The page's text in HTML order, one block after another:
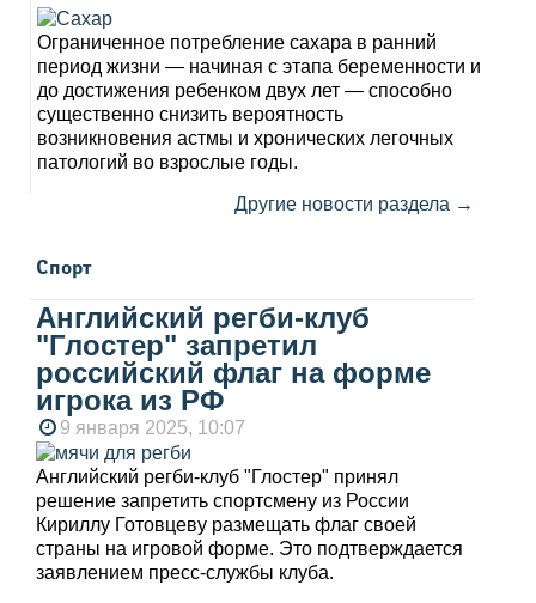
Ограниченное потребление сахара в ранний
период жизни — начиная с этапа беременности и
до достижения ребенком двух лет — способно
существенно снизить вероятность
возникновения астмы и хронических легочных
патологий во взрослые годы.
Другие новости раздела →
Спорт
Английский регби-клуб
"Глостер" запретил
российский флаг на форме
игрока из РФ
9 января 2025, 10:07
Английский регби-клуб "Глостер" принял
решение запретить спортсмену из России
Кириллу Готовцеву размещать флаг своей
страны на игровой форме. Это подтверждается
заявлением пресс-службы клуба.